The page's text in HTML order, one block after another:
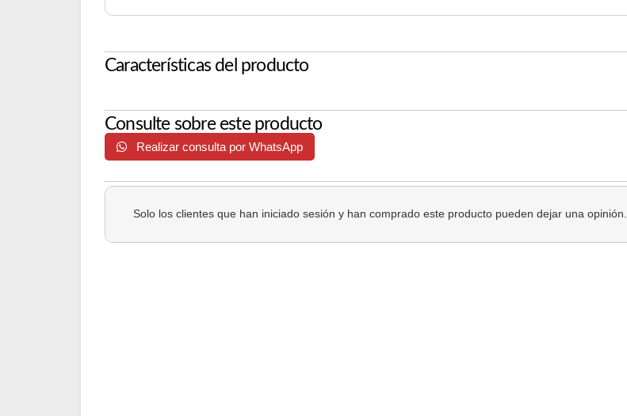
Características del producto
Consulte sobre este producto
Realizar consulta por WhatsApp
Solo los clientes que han iniciado sesión y han comprado este producto pueden dejar una opinión.